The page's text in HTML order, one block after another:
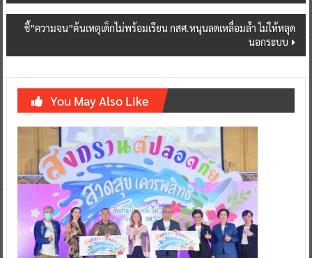
ชี้”ความจน”ต้นเหตุเด็กไม่พร้อมเรียน กสศ.หนุนลดเหลื่อมล้ำ ไม่ให้หลุด
นอกระบบ
You May Also Like